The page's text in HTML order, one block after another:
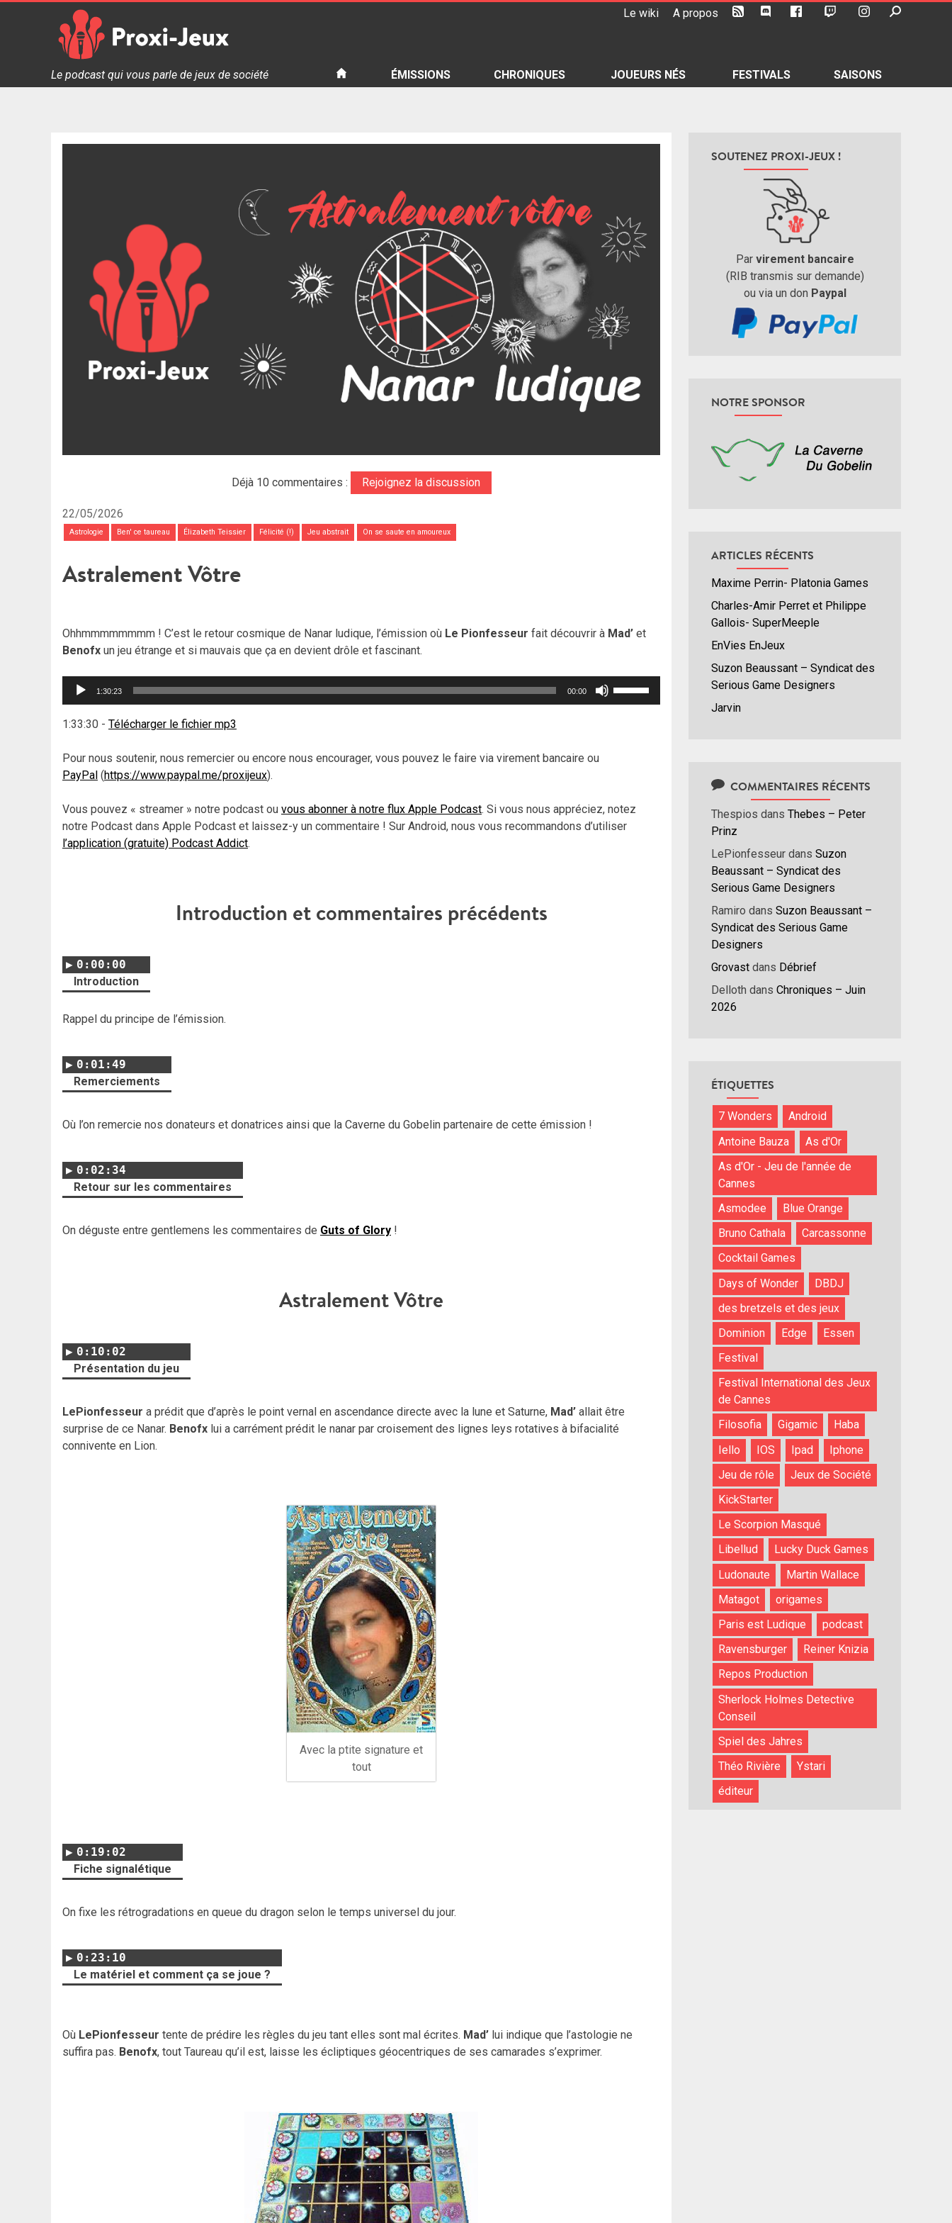
Le wiki A propos
Proxi Jeux - Le podcast qui vous parle de jeux de société
Le podcast qui vous parle de jeux de société ÉMISSIONS CHRONIQUES JOUEURS NÉS FESTIVALS SAISONS
Déjà 10 commentaires : Rejoignez la discussion
22/05/2026
Astrologie Ben' ce taureau Élizabeth Teissier Félicité (!) Jeu abstrait On se saute en amoureux
Astralement Vôtre
Ohhmmmmmmmm ! C’est le retour cosmique de Nanar ludique, l’émission où Le Pionfesseur fait découvrir à Mad’ et
Benofx un jeu étrange et si mauvais que ça en devient drôle et fascinant.
Lecteur
1:30:23 00:00
diminuer
1:33:30 - Télécharger le fichier mp3
Pour nous soutenir, nous remercier ou encore nous encourager, vous pouvez le faire via virement bancaire ou
PayPal (https://www.paypal.me/proxijeux).
Vous pouvez « streamer » notre podcast ou vous abonner à notre flux Apple Podcast. Si vous nous appréciez, notez
notre Podcast dans Apple Podcast et laissez-y un commentaire ! Sur Android, nous vous recommandons d’utiliser
l’application (gratuite) Podcast Addict.
Introduction et commentaires précédents
0:00:00
Introduction
Rappel du principe de l’émission.
0:01:49
Remerciements
Où l’on remercie nos donateurs et donatrices ainsi que la Caverne du Gobelin partenaire de cette émission !
0:02:34
Retour sur les commentaires
On déguste entre gentlemens les commentaires de Guts of Glory !
Astralement Vôtre
0:10:02
Présentation du jeu
LePionfesseur a prédit que d’après le point vernal en ascendance directe avec la lune et Saturne, Mad’ allait être
surprise de ce Nanar. Benofx lui a carrément prédit le nanar par croisement des lignes leys rotatives à bifacialité
connivente en Lion.
Avec la ptite signature et
tout
0:19:02
Fiche signalétique
On fixe les rétrogradations en queue du dragon selon le temps universel du jour.
0:23:10
Le matériel et comment ça se joue ?
Où LePionfesseur tente de prédire les règles du jeu tant elles sont mal écrites. Mad’ lui indique que l’astologie ne
suffira pas. Benofx, tout Taureau qu’il est, laisse les écliptiques géocentriques de ses camarades s’exprimer.
SOUTENEZ PROXI-JEUX !
Par virement bancaire
(RIB transmis sur demande)
ou via un don Paypal
NOTRE SPONSOR
ARTICLES RÉCENTS
Maxime Perrin- Platonia Games
Charles-Amir Perret et Philippe
Gallois- SuperMeeple
EnVies EnJeux
Suzon Beaussant – Syndicat des
Serious Game Designers
Jarvin
COMMENTAIRES RÉCENTS
Thespios dans Thebes – Peter
Prinz
LePionfesseur dans Suzon
Beaussant – Syndicat des
Serious Game Designers
Ramiro dans Suzon Beaussant –
Syndicat des Serious Game
Designers
Grovast dans Débrief
Delloth dans Chroniques – Juin
2026
ÉTIQUETTES
7 Wonders
Android
Antoine Bauza
As d'Or
As d'Or - Jeu de l'année de
Cannes
Asmodee
Blue Orange
Bruno Cathala
Carcassonne
Cocktail Games
Days of Wonder
DBDJ
des bretzels et des jeux
Dominion
Edge
Essen
Festival
Festival International des Jeux
de Cannes
Filosofia
Gigamic
Haba
Iello
IOS Ipad
Iphone
Jeu de rôle
Jeux de Société
KickStarter
Le Scorpion Masqué
Libellud
Lucky Duck Games
Ludonaute
Martin Wallace
Matagot
origames
Paris est Ludique
podcast
Ravensburger
Reiner Knizia
Repos Production
Sherlock Holmes Detective
Conseil
Spiel des Jahres
Théo Rivière
Ystari
éditeur